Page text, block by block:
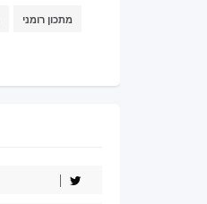
מתכון רומני